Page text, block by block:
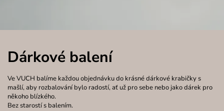
Dárkové balení
Ve VUCH balíme každou objednávku do krásné dárkové krabičky s
mašlí, aby rozbalování bylo radostí, ať už pro sebe nebo jako dárek pro
někoho blízkého.
Bez starostí s balením.